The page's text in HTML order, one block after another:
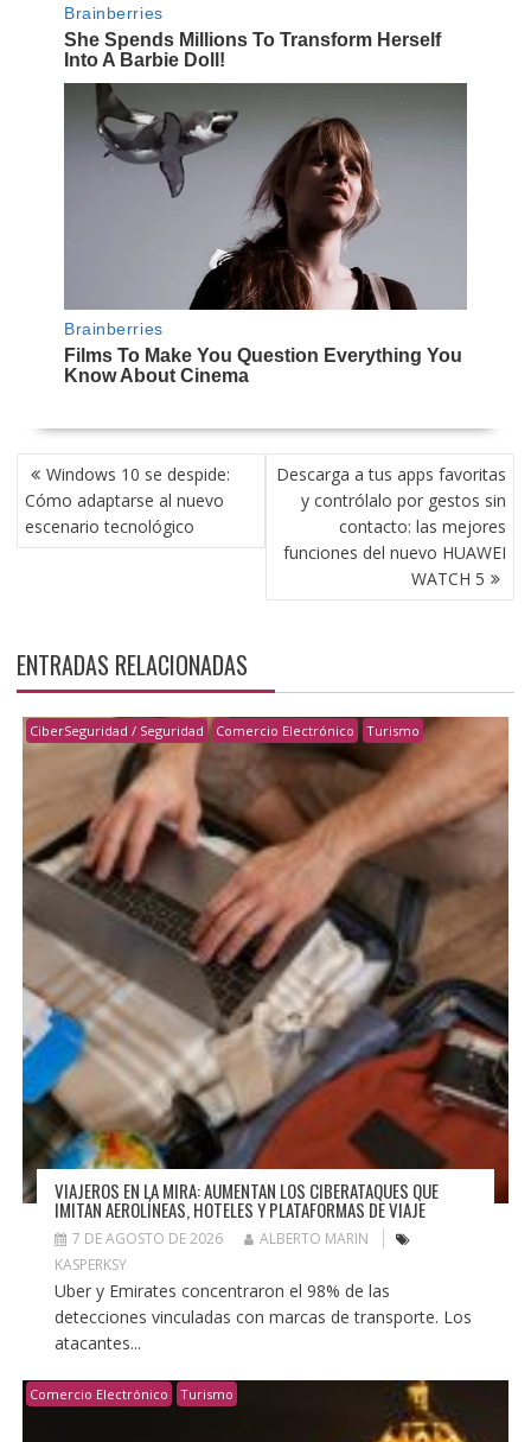
NAVEGACIÓN
DE
ENTRADAS
Windows 10 se despide:
Cómo adaptarse al nuevo
escenario tecnológico
Descarga a tus apps favoritas
y contrólalo por gestos sin
contacto: las mejores
funciones del nuevo HUAWEI
WATCH 5
ENTRADAS RELACIONADAS
CiberSeguridad / Seguridad Comercio Electrónico Turismo
VIAJEROS EN LA MIRA: AUMENTAN LOS CIBERATAQUES QUE
IMITAN AEROLÍNEAS, HOTELES Y PLATAFORMAS DE VIAJE
7 DE AGOSTO DE 2026
ALBERTO MARIN
KASPERKSY
Uber y Emirates concentraron el 98% de las
detecciones vinculadas con marcas de transporte. Los
atacantes...
Comercio Electrónico Turismo